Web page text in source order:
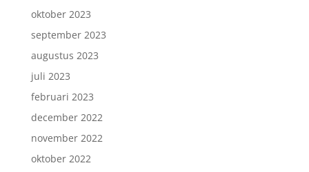
oktober 2023
september 2023
augustus 2023
juli 2023
februari 2023
december 2022
november 2022
oktober 2022